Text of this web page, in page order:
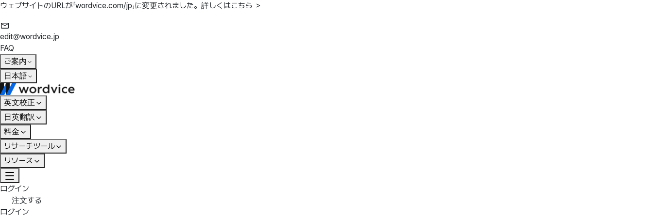
ウェブサイトのURLが「wordvice.com/jp」に変更されました。 詳しくはこちら ＞
edit@wordvice.jp
FAQ
ご案内
日本語
英文校正
日英翻訳
料金
リサーチツール
リソース
ログイン
注文する
ログイン